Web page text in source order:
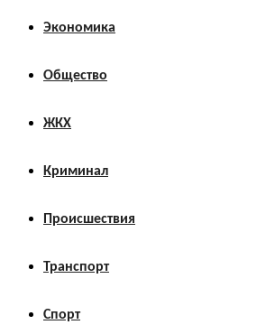
Экономика
Общество
ЖКХ
Криминал
Происшествия
Транспорт
Спорт